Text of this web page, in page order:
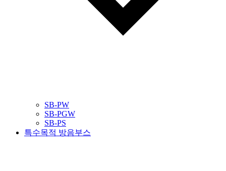
SB-PW
SB-PGW
SB-PS
특수목적 방음부스